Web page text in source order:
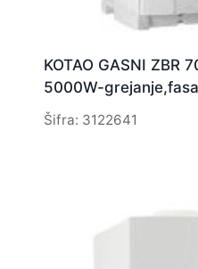
KOTAO GASNI ZBR
5000W-
Šifra: 3122641